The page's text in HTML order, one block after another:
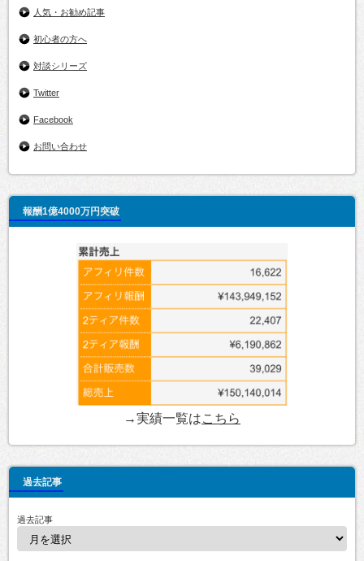
人気・お勧め記事
初心者の方へ
対談シリーズ
Twitter
Facebook
お問い合わせ
報酬1億4000万円突破
→実績一覧はこちら
過去記事
過去記事